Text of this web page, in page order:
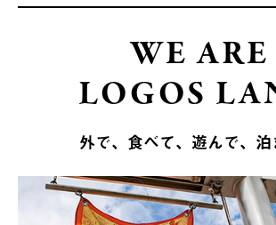
WE ARE
LOGOS
外で、食べて、遊んで、泊